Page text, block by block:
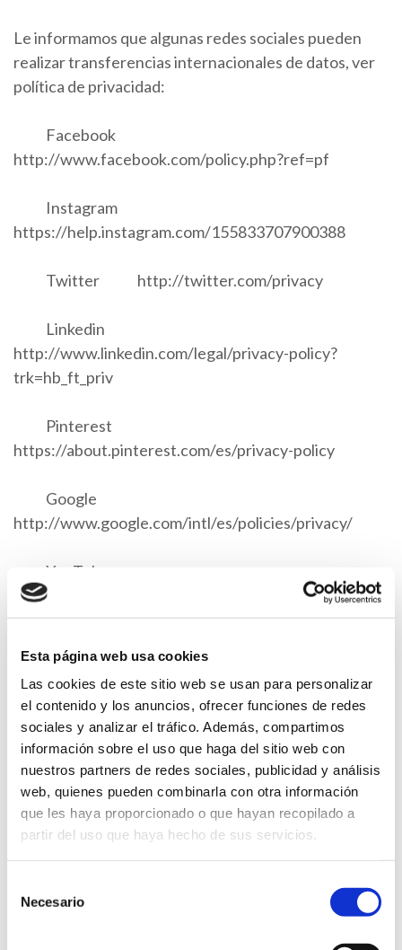
Esta página web usa cookies
Las cookies de este sitio web se usan para personalizar
el contenido y los anuncios, ofrecer funciones de redes
sociales y analizar el tráfico. Además, compartimos
información sobre el uso que haga del sitio web con
nuestros partners de redes sociales, publicidad y análisis
web, quienes pueden combinarla con otra información
que les haya proporcionado o que hayan recopilado a
partir del uso que haya hecho de sus servicios.
Necesario
Le informamos que algunas redes sociales pueden
realizar transferencias internacionales de datos, ver
política de privacidad:
Facebook
http://www.facebook.com/policy.php?ref=pf
Instagram
https://help.instagram.com/155833707900388
Twitter http://twitter.com/privacy
Linkedin
http://www.linkedin.com/legal/privacy-policy?
trk=hb_ft_priv
Pinterest
https://about.pinterest.com/es/privacy-policy
Google
http://www.google.com/intl/es/policies/privacy/
YouTube
https://policies.google.com/privacy?hl=es&gl=es
Demandantes de empleo:
Tratamos sus datos personales con la finalidad de
contar con su perfil en los procesos de selección de
contratación, citarle para entrevistas de trabajo y
evaluar su candidatura, comunicar sucurriculum vitae
a entidades colaboradoras o afines con el único
objetivo de hacerle partícipe en sus procesos de
consentimiento.